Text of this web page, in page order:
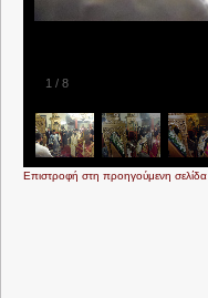
1 / 8
Επιστροφή στη προηγούμενη σελίδα